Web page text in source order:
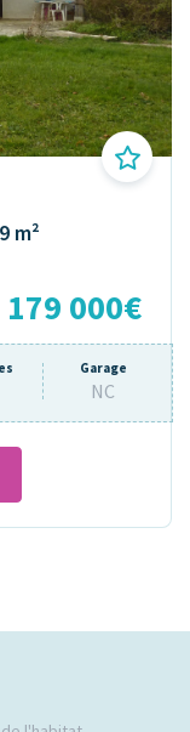
m²
179 000€
Garage
NC